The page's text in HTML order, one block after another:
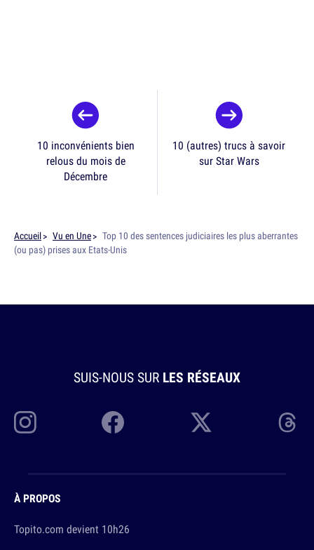
10 inconvénients bien
relous du mois de
Décembre
10 (autres) trucs à savoir
sur Star Wars
Accueil Vu en Une
Top 10 des sentences judiciaires les plus aberrantes
(ou pas) prises aux Etats-Unis
SUIS-NOUS SUR LES RÉSEAUX
À PROPOS
Topito.com devient 10h26